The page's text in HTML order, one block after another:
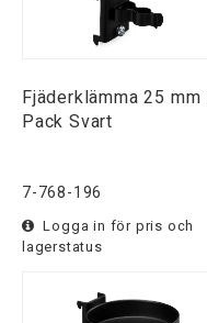
Fjäderklämma 25 mm
Pack Svart
7-768-196
Logga in för pris och
lagerstatus